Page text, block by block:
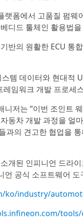
랫폼에서 고품질 펌
디드 툴체인 활용법
반의 원활한 ECU 통
스템 데이터와 현대
임워크 개발 프로세
니저는 “이번 조인트
동차 개발 과정을 얼
과의 견고한 협업을
개된 인피니언 드라
언 공식 소프트웨어
ko/industry/